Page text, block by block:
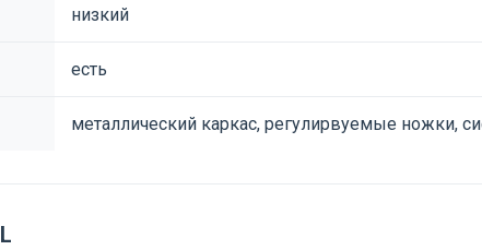
низкий
есть
металлический каркас, регулирвуемые ножки,